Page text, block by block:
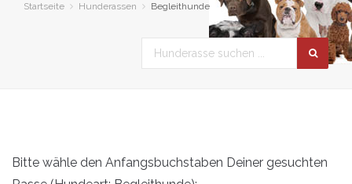
Startseite Hunderassen Begleithunde
Bitte wähle den Anfangsbuchstaben Deiner gesuchten